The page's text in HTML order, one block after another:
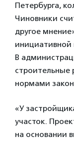
Петербурга,
Чиновники
другое
инициативной
В
строительные
нормами
«У
участок.
на основании